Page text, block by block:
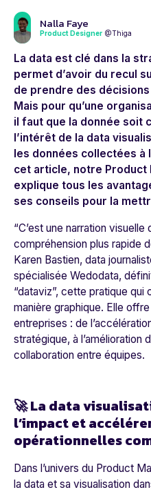
Nalla Faye
Product Designer @Thiga
La data est clé dans la
permet d’avoir du recul
de prendre des
Mais pour qu’une
il faut que la donnée soit
l’intérêt de la data
les données collectées à
cet article, notre Product
explique tous les
ses conseils pour la
“C’est une narration visuelle
compréhension plus rapide
Karen Bastien, data
spécialisée Wedodata,
“dataviz”, cette pratique qui
manière graphique. Elle
entreprises : de
stratégique, à l’amélioration
collaboration entre équipes.
🚀 La data
l’impact et
opérationnelles
Dans l’univers du Product
la data et sa visualisation